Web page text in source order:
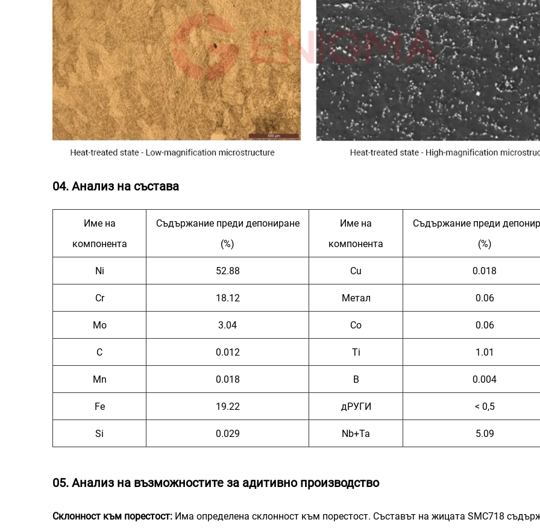
04. Анализ на състава
Име на
компонента
Съдържание преди депониране
(%)
Име на
компонента
Съдържание преди
(%)
Ni 52.88 Cu 0.018
Cr 18.12 Метал 0.06
Mo 3.04 Co 0.06
C 0.012 Ti 1.01
Mn 0.018 B 0.004
Fe 19.22 дРУГИ < 0,5
Si 0.029 Nb+Ta 5.09
05. Анализ на възможностите за адитивно производство
Склонност към порестост: Има определена склонност към порестост. Съставът на жицата SMC718